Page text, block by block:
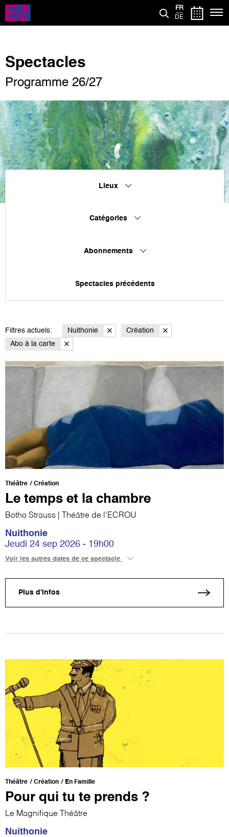
Aller
contenu
FR
DE
Spectacles
Programme 26/27
Lieux
Catégories
Abonnements
Spectacles précédents
Filtres actuels: Nuithonie
Création
Abo à la carte
Théâtre Création
Le temps et la chambre
Botho Strauss | Théâtre de l'ECROU
Nuithonie
Jeudi 24 sep 2026 - 19h00
Voir les autres dates de ce spectacle
Plus d'infos
Théâtre Création En Famille
Pour qui tu te prends ?
Le Magnifique Théâtre
Nuithonie